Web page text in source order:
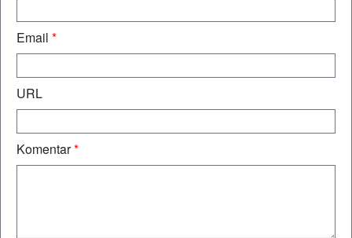
Email *
URL
Komentar*